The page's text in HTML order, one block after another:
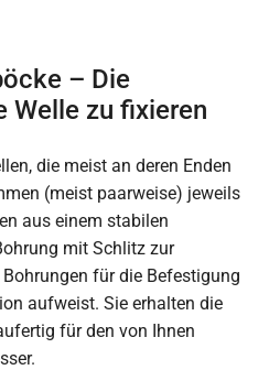
– Die
Welle zu fixieren
die meist an deren Enden
(meist paarweise) jeweils
aus einem stabilen
mit Schlitz zur
für die Befestigung
aufweist. Sie erhalten die
für den von Ihnen